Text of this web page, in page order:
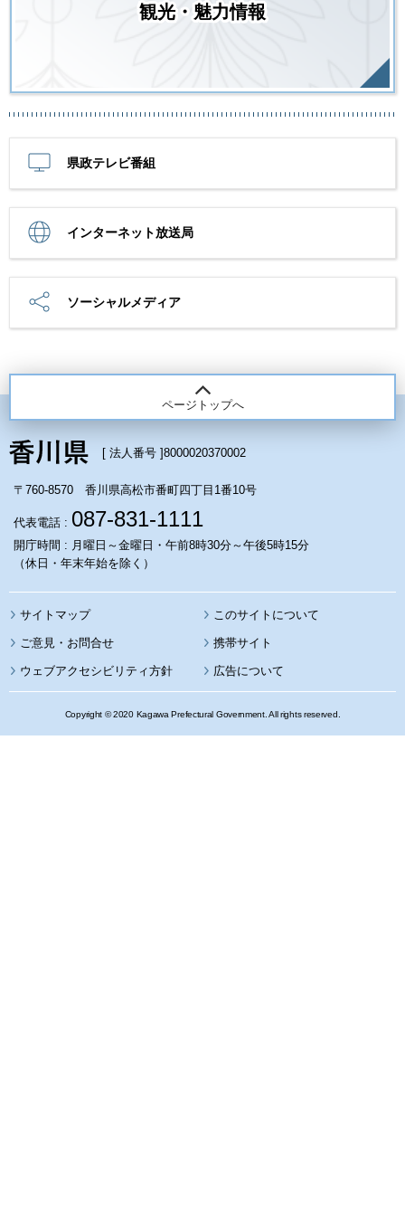
観光・魅力情報
県政テレビ番組
インターネット放送局
ソーシャルメディア
ページトップへ
[ 法人番号 ]8000020370002
〒760-8570 香川県高松市番町四丁目1番10号
代表電話 : 087-831-1111
開庁時間 : 月曜日～金曜日・午前8時30分～午後5時15分
（休日・年末年始を除く）
サイトマップ このサイトについて
携帯サイト
ウェブアクセシビリティ方針 広告について
Copyright © 2020 Kagawa Prefectural Government. All rights reserved.